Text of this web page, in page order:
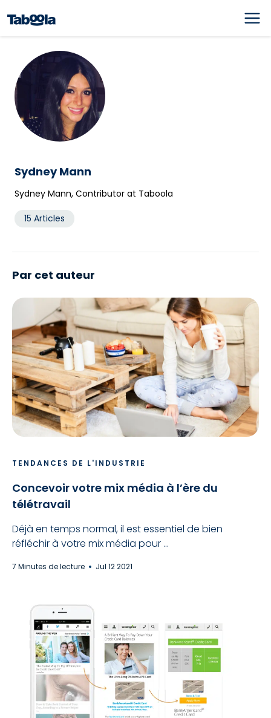
Sydney Mann
Sydney Mann, Contributor at Taboola
15 Articles
Par cet auteur
TENDANCES DE L'INDUSTRIE
Concevoir votre mix média à l’ère du
télétravail
Déjà en temps normal, il est essentiel de bien
réfléchir à votre mix média pour ...
7 Minutes de lecture Jul 12 2021